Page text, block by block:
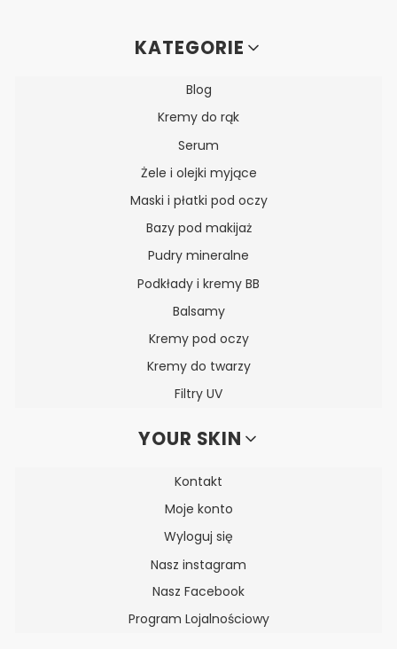
Linki w stopceKATEGORIE
Blog
Kremy do rąk
Serum
Żele i olejki myjące
Maski i płatki pod oczy
Bazy pod makijaż
Pudry mineralne
Podkłady i kremy BB
Balsamy
Kremy pod oczy
Kremy do twarzy
Filtry UV
YOUR SKIN
Kontakt
Moje konto
Wyloguj się
Nasz instagram
Nasz Facebook
Program Lojalnościowy